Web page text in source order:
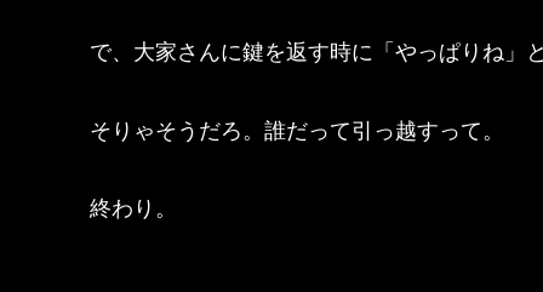
で、大家さんに鍵を返す時に「やっぱりね」
そりゃそうだろ。誰だって引っ越すって。
終わり。